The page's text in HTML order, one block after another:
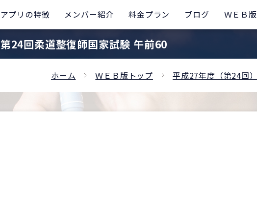
アプリの特徴 メンバー紹介 料金プラン ブログ ＷＥＢ版
第24回柔道整復師国家試験 午前60
ホーム ＷＥＢ版トップ 平成27年度（第24回）